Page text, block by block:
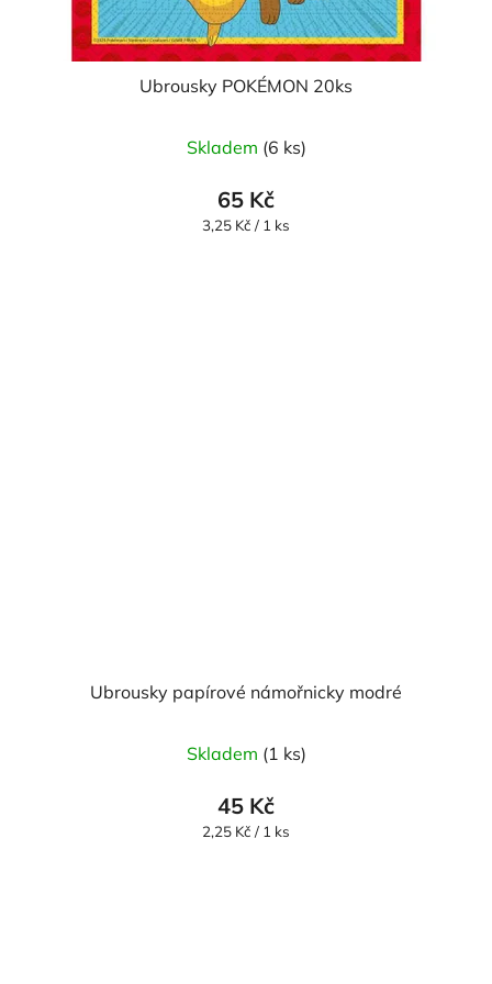
Ubrousky POKÉMON 20ks
Skladem (6 ks)
65 Kč
Měrná
3,25 Kč / 1 ks
Ubrousky papírové námořnicky modré
Skladem (1 ks)
45 Kč
Měrná
2,25 Kč / 1 ks